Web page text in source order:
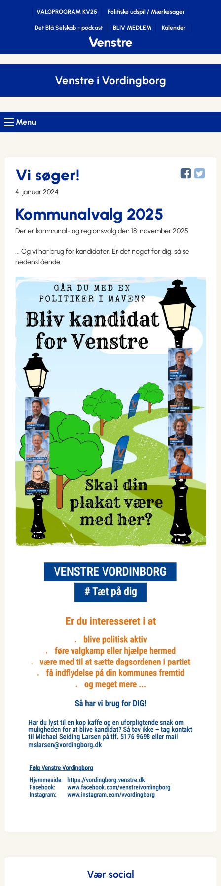
VALGPROGRAM KV25 Politiske udspil / Mærkesager
Det Blå Selskab - podcast BLIV MEDLEM Kalender
Venstre i Vordingborg
Menu
Vi søger!
4. januar 2024
Kommunalvalg 2025
Der er kommunal- og regionsvalg den 18. november 2025.
... Og vi har brug for kandidater. Er det noget for dig, så se
nedenstående.
Vær social